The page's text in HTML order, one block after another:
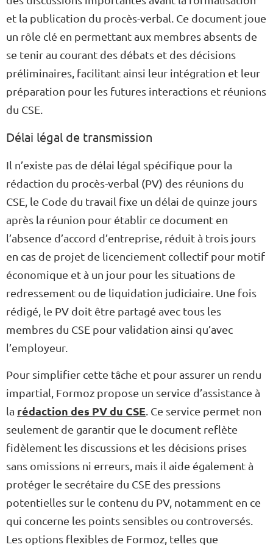
et la publication du procès-verbal. Ce document joue
un rôle clé en permettant aux membres absents de
se tenir au courant des débats et des décisions
préliminaires, facilitant ainsi leur intégration et leur
préparation pour les futures interactions et réunions
du CSE.
Délai légal de transmission
Il n’existe pas de délai légal spécifique pour la
rédaction du procès-verbal (PV) des réunions du
CSE, le Code du travail fixe un délai de quinze jours
après la réunion pour établir ce document en
l’absence d’accord d’entreprise, réduit à trois jours
en cas de projet de licenciement collectif pour motif
économique et à un jour pour les situations de
redressement ou de liquidation judiciaire. Une fois
rédigé, le PV doit être partagé avec tous les
membres du CSE pour validation ainsi qu’avec
l’employeur.
Pour simplifier cette tâche et pour assurer un rendu
impartial, Formoz propose un service d’assistance à
la rédaction des PV du CSE . Ce service permet non
seulement de garantir que le document reflète
fidèlement les discussions et les décisions prises
sans omissions ni erreurs, mais il aide également à
protéger le secrétaire du CSE des pressions
potentielles sur le contenu du PV, notamment en ce
qui concerne les points sensibles ou controversés.
Les options flexibles de Formoz, telles que